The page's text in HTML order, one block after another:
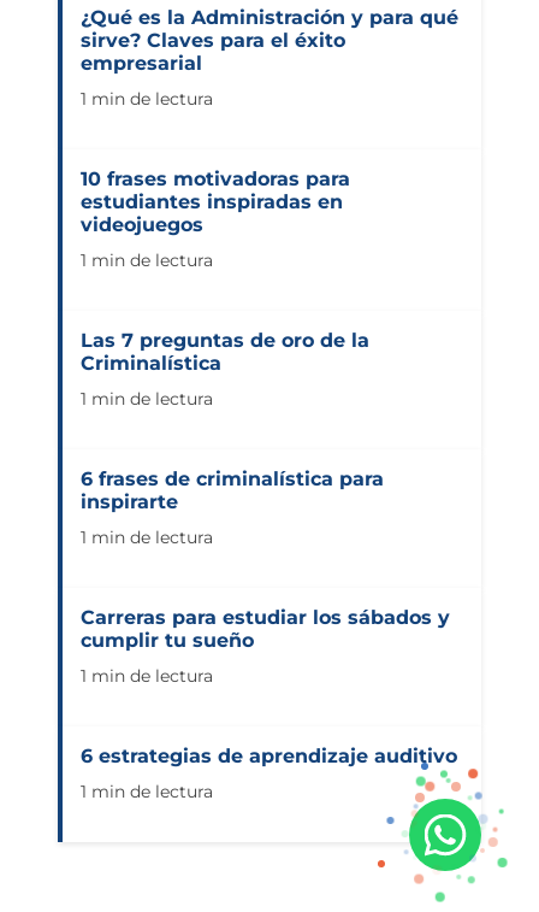
¿Qué es la Administración y para qué
sirve? Claves para el éxito
empresarial
1 min de lectura
10 frases motivadoras para
estudiantes inspiradas en
videojuegos
1 min de lectura
Las 7 preguntas de oro de la
Criminalística
1 min de lectura
6 frases de criminalística para
inspirarte
1 min de lectura
Carreras para estudiar los sábados y
cumplir tu sueño
1 min de lectura
6 estrategias de aprendizaje auditivo
1 min de lectura